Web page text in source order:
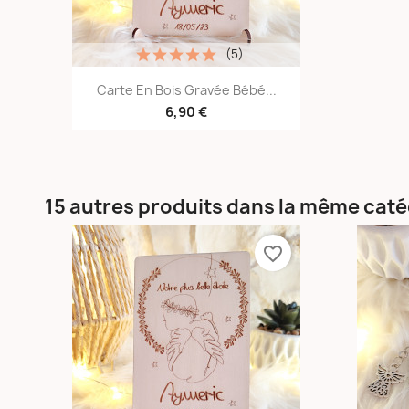
Aperçu rapide
Carte En Bois Gravée Bébé...
6,90 €
(5)
15 autres produits dans la même
favorite_border